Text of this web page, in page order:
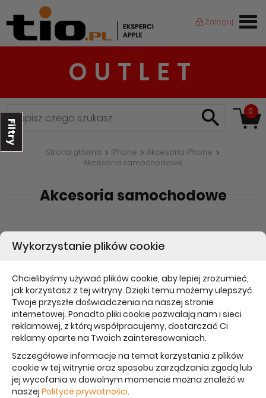
OUTLET
Zaloguj
0
Strona główna iPhone
Akcesoria iPhone
Akcesoria samochodowe
Akcesoria samochodowe
Widok: Pokaż produktów: 24
Filtry
NEWSLETTER
Gorąco zachęcamy do zapisania się do naszego Newslettera. Jako
pierwszy dowiesz się o nowościach w naszej ofercie, promocjach i
ofertach specjalnych.
Zyskasz również do
Wykorzystanie plików cookie
Chcielibyśmy używać plików cookie, aby lepiej zrozumieć,
jak korzystasz z tej witryny. Dzięki temu możemy ulepszyć
Twoje przyszłe doświadczenia na naszej stronie
internetowej. Ponadto pliki cookie pozwalają nam i sieci
reklamowej, z którą współpracujemy, dostarczać Ci
reklamy oparte na Twoich zainteresowaniach.
Szczegółowe informacje na temat korzystania z plików
cookie w tej witrynie oraz sposobu zarządzania zgodą lub
jej wycofania w dowolnym momencie można znaleźć w
naszej Polityce prywatności.